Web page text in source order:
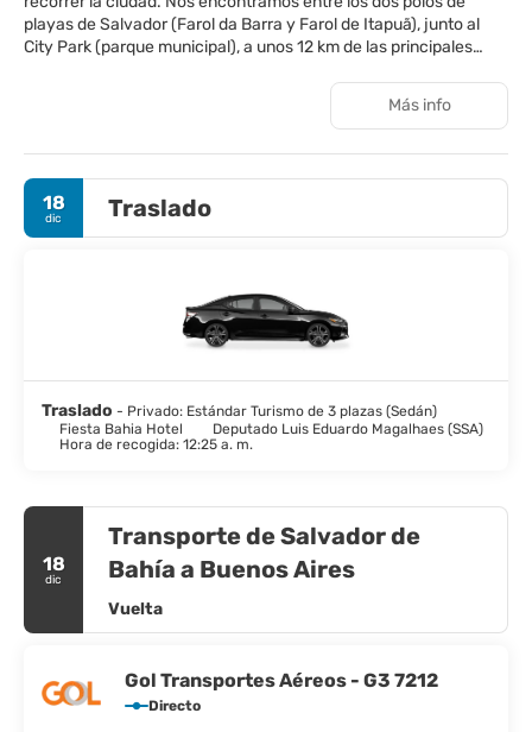
playas de Salvador (Farol da Barra y Farol de Itapuã), junto al
City Park (parque municipal), a unos 12 km de las principales
del Aeropuerto Internacional de Salvador. Frente al hotel, tienes
la zona comercial más grande de la ciudad (5 centros
infraestructura completa para tu alojamiento, ya sea por
negocios o placer. Ofrecemos a nuestros huéspedes 244
habitaciones, centro de convenciones (con capacidad para
hasta 5300 personas), El Tenedor Restaurant, Lobby Bar, piscina
estacionamiento. Wi-Fi gratuito, servicio a la habitación y
estacionamiento cubierto (con cargo) completan nuestra oferta.
¡Elegancia, confort y sofisticación de un hotel con un alto
más bellas del mundo!
Más info
18
dic Traslado
Traslado - Privado: Estándar Turismo de 3 plazas (Sedán)
Fiesta Bahia Hotel
Deputado Luis Eduardo Magalhaes (SSA)
Hora de recogida: 12:25 a. m.
18
dic
Transporte de Salvador de
Bahía a Buenos Aires
Vuelta
Gol Transportes Aéreos - G3 7212
Directo